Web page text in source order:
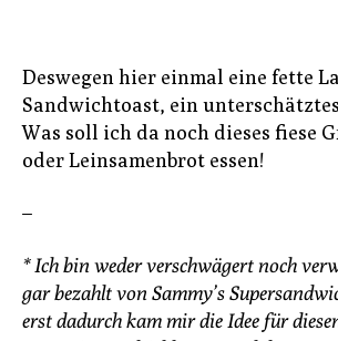
Deswegen hier einmal eine fette
Sandwichtoast, ein
Was soll ich da noch dieses fiese
oder Leinsamenbrot essen!
–
* Ich bin weder verschwägert noch
gar bezahlt von Sammy’s
erst dadurch kam mir die Idee für